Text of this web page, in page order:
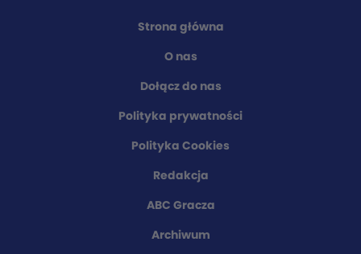
Strona główna
O nas
Dołącz do nas
Polityka prywatności
Polityka Cookies
Redakcja
ABC Gracza
Archiwum